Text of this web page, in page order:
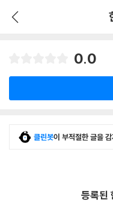
0.0
클린봇이 부적절한 글을
등록된